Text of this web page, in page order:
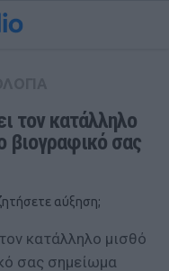
τον κατάλληλο
βιογραφικό σας
αύξηση;